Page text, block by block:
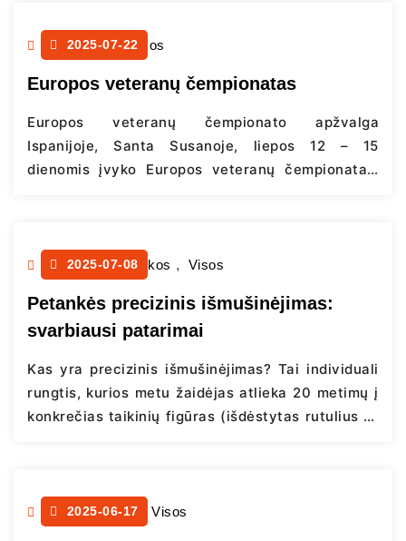
ženkliai mažesnis, o kelias tobulėjimo link
individualu, tačiau šiame straipsnyje norime…
Continue reading
2025-07-22
Naujienos , Visos
Europos veteranų čempionatas
Europos veteranų čempionato apžvalga
Ispanijoje, Santa Susanoje, liepos 12 – 15
dienomis įvyko Europos veteranų čempionatas,
trumpą čempionato apžvalgą dalyvių akimis.
norėdama išbandyti mūsų ištvermę. Tačiau
petankė – tai ne šiaip žaidimas,…
2025-07-08
Petankės pamokos , Visos
Petankės precizinis išmušinėjimas:
svarbiausi patarimai
Kas yra precizinis išmušinėjimas? Tai individuali
rungtis, kurios metu žaidėjas atlieka 20 metimų į
konkrečias taikinių figūras (išdėstytas rutulius ar
bet ir rutulio nusileidimo vieta, pataikymo
2025-06-17
Įdomūs faktai Visos